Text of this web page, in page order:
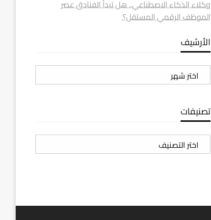
وكلاء الذكاء الاصطناعي.. هل تبدأ الفنادق عصر
الموظف الرقمي المستقل؟
الأرشيف
الأرشيف
تصنيفات
تصنيفات